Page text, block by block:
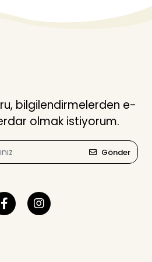
bilgilendirmelerden e-
olmak istiyorum.
Gönder